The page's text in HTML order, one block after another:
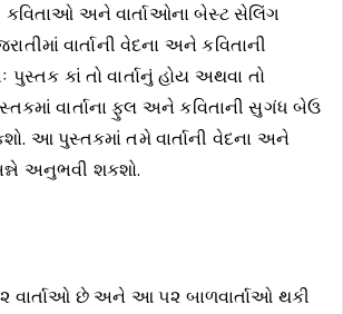
કવિતાઓ અને વાર્તાઓના બેસ્ટ સેલિંગ
વાર્તાની વેદના અને કવિતાની
પુસ્તક કાં તો વાર્તાનું હોય અથવા તો
વાર્તાના ફુલ અને કવિતાની સુગંધ બેઉ
આ પુસ્તકમાં તમે વાર્તાની વેદના અને
અનુભવી શકશો.
છે અને આ ૫૨ બાળવાર્તાઓ થકી